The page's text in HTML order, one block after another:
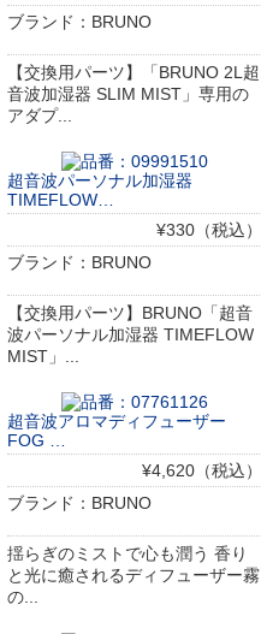
ブランド：BRUNO
【交換用パーツ】「BRUNO 2L超
音波加湿器 SLIM MIST」専用の
アダプ...
超音波パーソナル加湿器
TIMEFLOW…
¥330（税込）
ブランド：BRUNO
【交換用パーツ】BRUNO「超音
波パーソナル加湿器 TIMEFLOW
MIST」...
超音波アロマディフューザー
FOG …
¥4,620（税込）
ブランド：BRUNO
揺らぎのミストで心も潤う 香り
と光に癒されるディフューザー霧
の...